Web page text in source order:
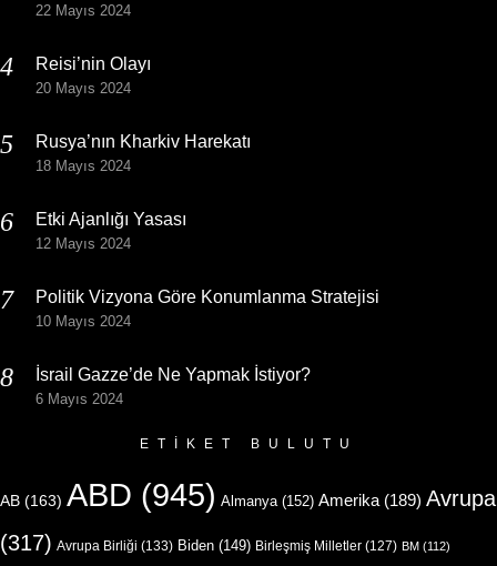
22 Mayıs 2024
Reisi’nin Olayı
20 Mayıs 2024
Rusya’nın Kharkiv Harekatı
18 Mayıs 2024
Etki Ajanlığı Yasası
12 Mayıs 2024
Politik Vizyona Göre Konumlanma Stratejisi
10 Mayıs 2024
İsrail Gazze’de Ne Yapmak İstiyor?
6 Mayıs 2024
ETIKET BULUTU
AB (163) ABD (945) Almanya (152) Amerika (189) Avrupa
(317) Avrupa Birliği (133) Biden (149) Birleşmiş Milletler (127) BM (112)